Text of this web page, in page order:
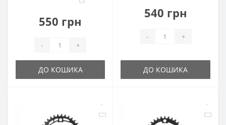
550 грн
- +
ДО КОШИКА
540 грн
- +
ДО КОШИКА